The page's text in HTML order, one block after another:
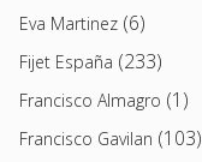
Eva Martinez (6)
Fijet España (233)
Francisco Almagro (1)
Francisco Gavilan (103)